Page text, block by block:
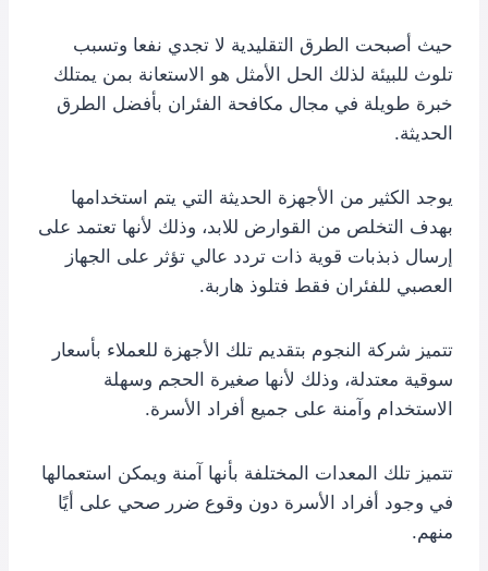
حيث أصبحت الطرق التقليدية لا تجدي نفعا وتسبب
تلوث للبيئة لذلك الحل الأمثل هو الاستعانة بمن يمتلك
خبرة طويلة في مجال مكافحة الفئران بأفضل الطرق
الحديثة.
يوجد الكثير من الأجهزة الحديثة التي يتم استخدامها
بهدف التخلص من القوارض للابد، وذلك لأنها تعتمد على
إرسال ذبذبات قوية ذات تردد عالي تؤثر على الجهاز
العصبي للفئران فقط فتلوذ هاربة.
تتميز شركة النجوم بتقديم تلك الأجهزة للعملاء بأسعار
سوقية معتدلة، وذلك لأنها صغيرة الحجم وسهلة
الاستخدام وآمنة على جميع أفراد الأسرة.
تتميز تلك المعدات المختلفة بأنها آمنة ويمكن استعمالها
في وجود أفراد الأسرة دون وقوع ضرر صحي على أيًا
منهم.